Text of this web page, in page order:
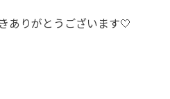
ありがとうございます🤍